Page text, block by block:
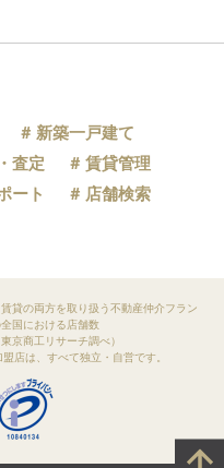
新築一戸建て
査定
賃貸管理
ート
店舗検索
貸の両方を取り扱う不動産仲介フラン
国における店舗数
京商工リサーチ調べ）
店は、すべて独立・自営です。